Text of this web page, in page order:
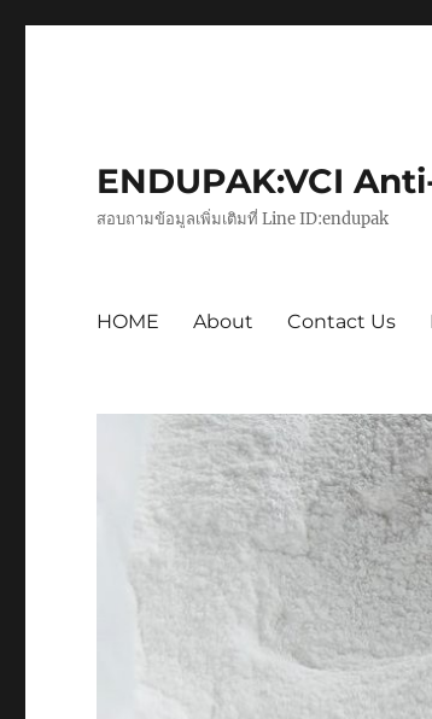
ENDUPAK:VCI
สอบถามข้อมูลเพิ่มเติมที่ Line ID:endupak
HOME About Contact Us